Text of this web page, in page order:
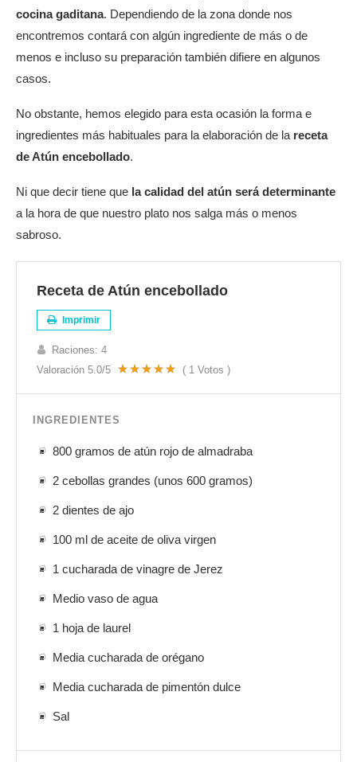
cocina gaditana. Dependiendo de la zona donde nos
encontremos contará con algún ingrediente de más o de
menos e incluso su preparación también difiere en algunos
casos.
No obstante, hemos elegido para esta ocasión la forma e
ingredientes más habituales para la elaboración de la receta
de Atún encebollado.
Ni que decir tiene que la calidad del atún será determinante
a la hora de que nuestro plato nos salga más o menos
sabroso.
Receta de Atún encebollado
Imprimir
Raciones: 4
Valoración 5.0/5 ( 1 Votos )
INGREDIENTES
800 gramos de atún rojo de almadraba
2 cebollas grandes (unos 600 gramos)
2 dientes de ajo
100 ml de aceite de oliva virgen
1 cucharada de vinagre de Jerez
Medio vaso de agua
1 hoja de laurel
Media cucharada de orégano
Media cucharada de pimentón dulce
Sal